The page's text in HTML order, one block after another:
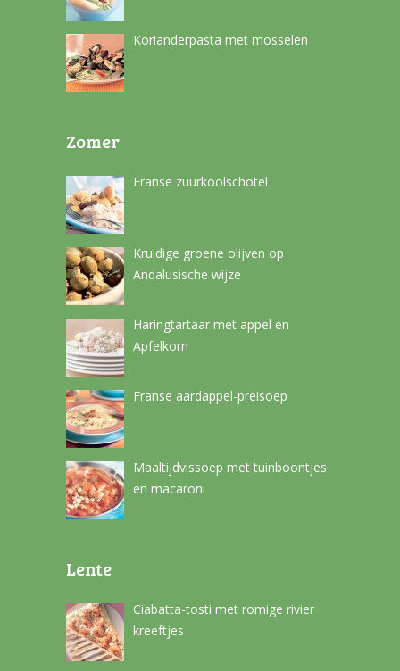
Korianderpasta met mosselen
Zomer
Franse zuurkoolschotel
Kruidige groene olijven op
Andalusische wijze
Haringtartaar met appel en
Apfelkorn
Franse aardappel-preisoep
Maaltijdvissoep met tuinboontjes
en macaroni
Lente
Ciabatta-tosti met romige rivier
kreeftjes